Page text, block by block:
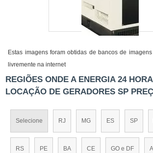
Estas imagens foram obtidas de bancos de
livremente na internet
REGIÕES ONDE A ENERGIA 24
LOCAÇÃO DE GERADORES SP
Selecione RJ MG ES SP
RS PE BA CE GO e DF